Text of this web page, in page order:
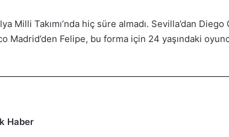
Milli Takımı’nda hiç süre almadı. Sevilla’dan Diego
Madrid’den Felipe, bu forma için 24 yaşındaki
Haber